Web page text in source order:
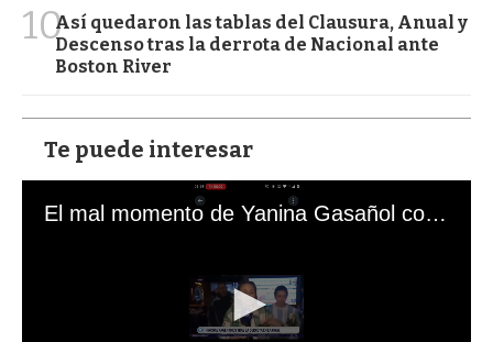
10Así quedaron las tablas del Clausura, Anual y
Descenso tras la derrota de Nacional ante
Boston River
Te puede interesar
El mal momento de Yanina Gasañol con un hincha argentino en "Subrayado"